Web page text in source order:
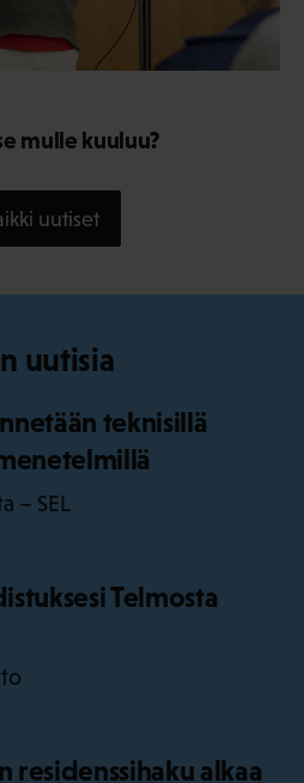
mulle kuuluu?
uutiset
uutisia
teknisillä
– SEL
Telmosta
residenssihaku alkaa